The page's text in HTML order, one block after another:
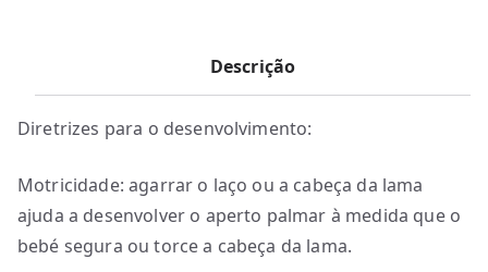
Descrição
Diretrizes para o desenvolvimento:
Motricidade: agarrar o laço ou a cabeça da lama
ajuda a desenvolver o aperto palmar à medida que o
bebé segura ou torce a cabeça da lama.